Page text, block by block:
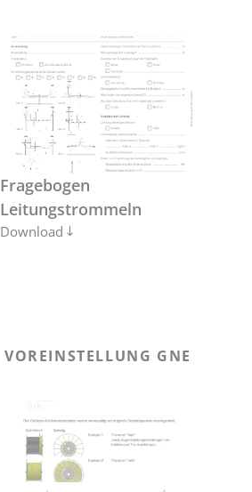
Fragebogen
Leitungstrommeln
Download
VOREINSTELLUNG GNE